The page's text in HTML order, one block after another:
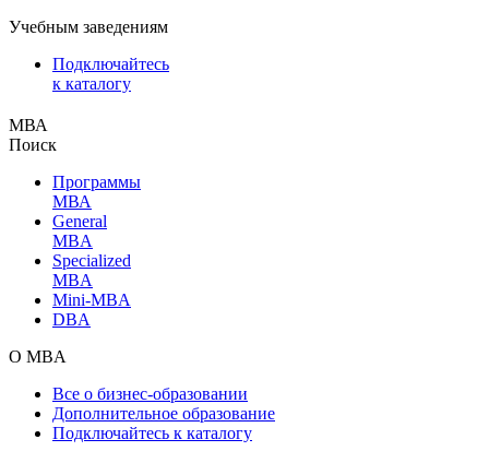
Учебным заведениям
Подключайтесь
к каталогу
МВА
Поиск
Программы
МВА
General
MBA
Specialized
MBA
Mini-MBA
DBA
О MBA
Все о бизнес-образовании
Дополнительное образование
Подключайтесь к каталогу